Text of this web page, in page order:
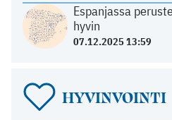
Espanjassa
hyvin
07.12.2025 13:59
HYVINVOINTI